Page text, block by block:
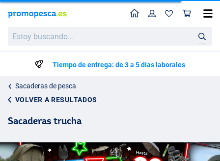
buscando…
en
Perfil
Tiempo de entrega: de 3 a 5 días laborales
Sacaderas de pesca
VOLVER A RESULTADOS
Sacaderas trucha